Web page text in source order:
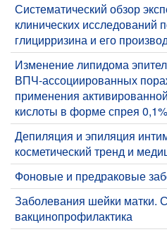
​Систематический обзор
клинических исследований
глицирризина и его
​Изменение липидома
ВПЧ-ассоциированных
применения
кислоты в форме спрея 0,1%
Депиляция и эпиляция
косметический тренд и
Фоновые и предраковые
Заболевания шейки матки.
вакцинопрофилактика